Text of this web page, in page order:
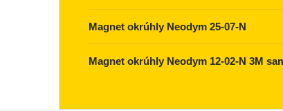
Magnet okrúhly Neodym 25-07-N
Magnet okrúhly Neodym 12-02-N 3M